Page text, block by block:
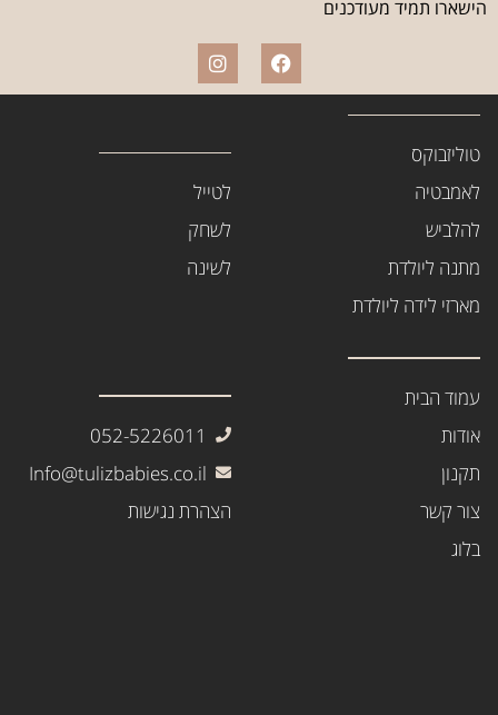
הישארו תמיד מעודכנים
טוליזבוקס
לאמבטיה
להלביש
מתנה ליולדת
מארזי לידה ליולדת
לטייל
לשחק
לשינה
עמוד הבית
אודות
תקנון
צור קשר
בלוג
052-5226011
Info@tulizbabies.co.il
הצהרת נגישות